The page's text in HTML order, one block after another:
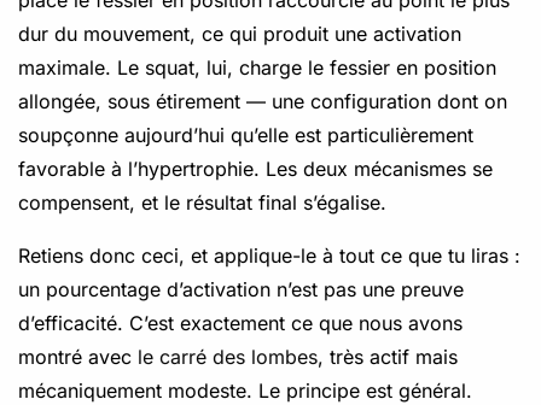
dur du mouvement, ce qui produit une activation
maximale. Le squat, lui, charge le fessier en position
allongée, sous étirement — une configuration dont on
soupçonne aujourd’hui qu’elle est particulièrement
favorable à l’hypertrophie. Les deux mécanismes se
compensent, et le résultat final s’égalise.
Retiens donc ceci, et applique-le à tout ce que tu liras :
un pourcentage d’activation n’est pas une preuve
d’efficacité. C’est exactement ce que nous avons
montré avec le carré des lombes, très actif mais
mécaniquement modeste. Le principe est général.